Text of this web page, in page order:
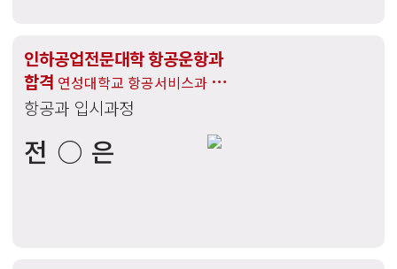
인하공업전문대학 항공운항과
합격 연성대학교 항공서비스과 /
명지전문대학교 항공서비스과 /
항공과 입시과정
전○은